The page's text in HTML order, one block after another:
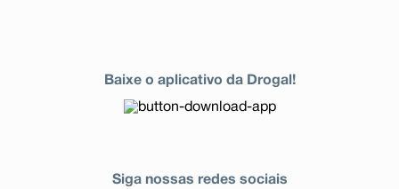
Baixe o aplicativo da Drogal!
Siga nossas redes sociais